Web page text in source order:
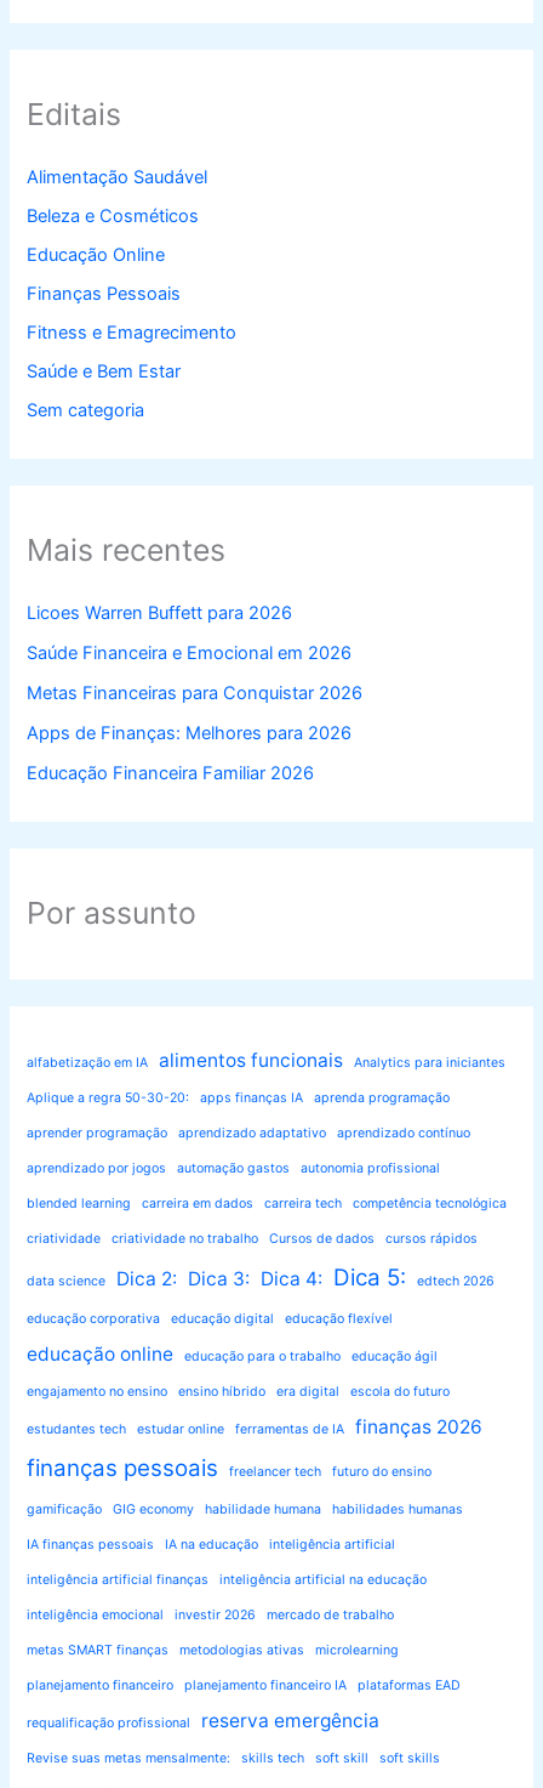
Editais
Alimentação Saudável
Beleza e Cosméticos
Educação Online
Finanças Pessoais
Fitness e Emagrecimento
Saúde e Bem Estar
Sem categoria
Mais recentes
Licoes Warren Buffett para 2026
Saúde Financeira e Emocional em 2026
Metas Financeiras para Conquistar 2026
Apps de Finanças: Melhores para 2026
Educação Financeira Familiar 2026
Por assunto
alfabetização em IA alimentos funcionais Analytics para iniciantes
Aplique a regra 50-30-20: apps finanças IA aprenda programação
aprender programação aprendizado adaptativo aprendizado contínuo
aprendizado por jogos automação gastos autonomia profissional
blended learning carreira em dados carreira tech competência tecnológica
criatividade criatividade no trabalho Cursos de dados cursos rápidos
data science Dica 2: Dica 3: Dica 4: Dica 5: edtech 2026
educação corporativa educação digital educação flexível
educação online educação para o trabalho educação ágil
engajamento no ensino ensino híbrido era digital escola do futuro
estudantes tech estudar online ferramentas de IA finanças 2026
finanças pessoais freelancer tech futuro do ensino
gamificação GIG economy habilidade humana habilidades humanas
IA finanças pessoais IA na educação inteligência artificial
inteligência artificial finanças inteligência artificial na educação
inteligência emocional investir 2026 mercado de trabalho
metas SMART finanças metodologias ativas microlearning
planejamento financeiro planejamento financeiro IA plataformas EAD
requalificação profissional reserva emergência
Revise suas metas mensalmente: skills tech soft skill soft skills